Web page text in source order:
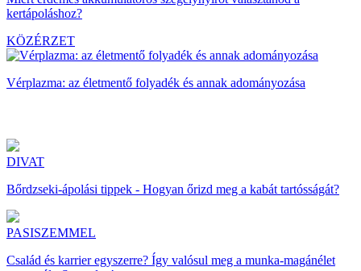
kertápoláshoz?
KÖZÉRZET
Vérplazma: az életmentő folyadék és annak adományozása
DIVAT
Bőrdzseki-ápolási tippek - Hogyan őrizd meg a kabát tartósságát?
PASISZEMMEL
Család és karrier egyszerre? Így valósul meg a munka-magánélet